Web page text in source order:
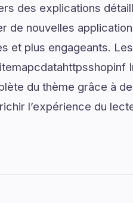
des explications
de nouvelles
et plus engageants.
du thème grâce à
l’expérience du